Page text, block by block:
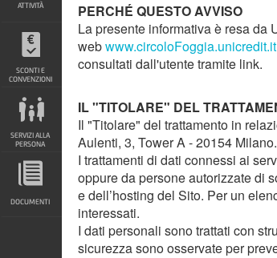
ATTIVITÀ
SCONTI E
CONVENZIONI
SCONTI E CONVENZIONI
SERVIZI ALLA
PERSONA
SERVIZI ALLA PERSONA
DOCUMENTI
DOCUMENTI
PERCHÉ QUESTO AVVISO
La presente informativa è resa da
webwww.circoloFoggia.unicredit.it
consultati dall'utente tramite link.
IL "TITOLARE" DEL
Il "Titolare" del trattamento in
Aulenti, 3, Tower A - 20154 Milano.
I trattamenti di dati connessi ai
oppure da persone autorizzate di
e dell’hosting del Sito. Per un
interessati.
I dati personali sono trattati con
sicurezza sono osservate per